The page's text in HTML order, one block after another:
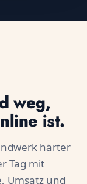
weg,
ist.
härter
Tag mit
Umsatz und